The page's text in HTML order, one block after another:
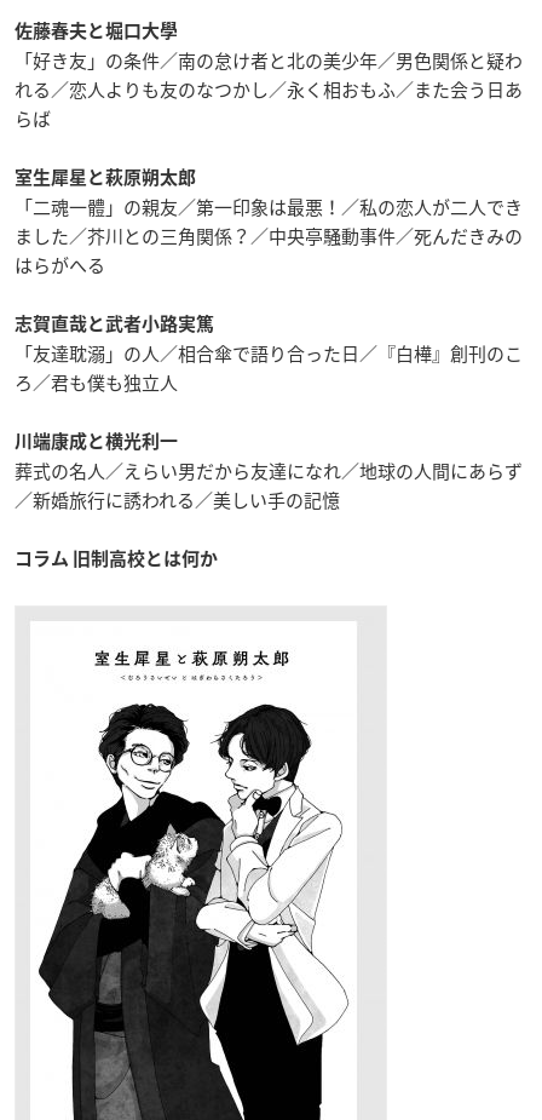
佐藤春夫と堀口大學
「好き友」の条件／南の怠け者と北の美少年／男色関係と疑わ
れる／恋人よりも友のなつかし／永く相おもふ／また会う日あ
らば
室生犀星と萩原朔太郎
「二魂一體」の親友／第一印象は最悪！／私の恋人が二人でき
ました／芥川との三角関係？／中央亭騒動事件／死んだきみの
はらがへる
志賀直哉と武者小路実篤
「友達耽溺」の人／相合傘で語り合った日／『白樺』創刊のこ
ろ／君も僕も独立人
川端康成と横光利一
葬式の名人／えらい男だから友達になれ／地球の人間にあらず
／新婚旅行に誘われる／美しい手の記憶
コラム 旧制高校とは何か